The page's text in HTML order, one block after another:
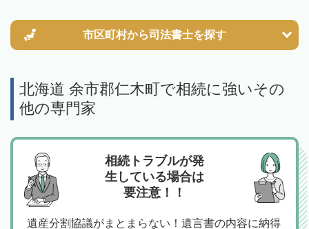
市区町村から司法書士を探す
北海道 余市郡仁木町で相続に強いその
他の専門家
相続トラブルが発
生している場合は
要注意！！
遺産分割協議がまとまらない！遺言書の内容に納得